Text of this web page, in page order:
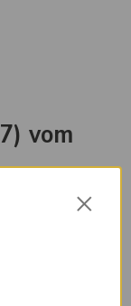
vom
hochwertige
ideal für den
×